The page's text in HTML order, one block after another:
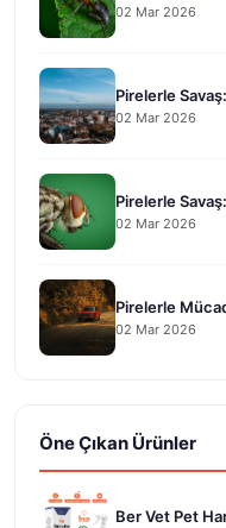
02 Mar 2026
Pirelerle
02 Mar 2026
Pirelerle
02 Mar 2026
Pirelerle
02 Mar 2026
Öne Çıkan Ürünler
Ber Vet Pet